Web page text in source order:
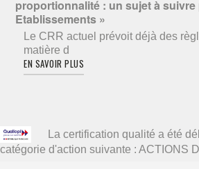
proportionnalité : un sujet à
Etablissements »
Le CRR actuel prévoit déjà des
matière d
EN SAVOIR PLUS
La certification qualité a été
catégorie d'action suivante : ACTIONS